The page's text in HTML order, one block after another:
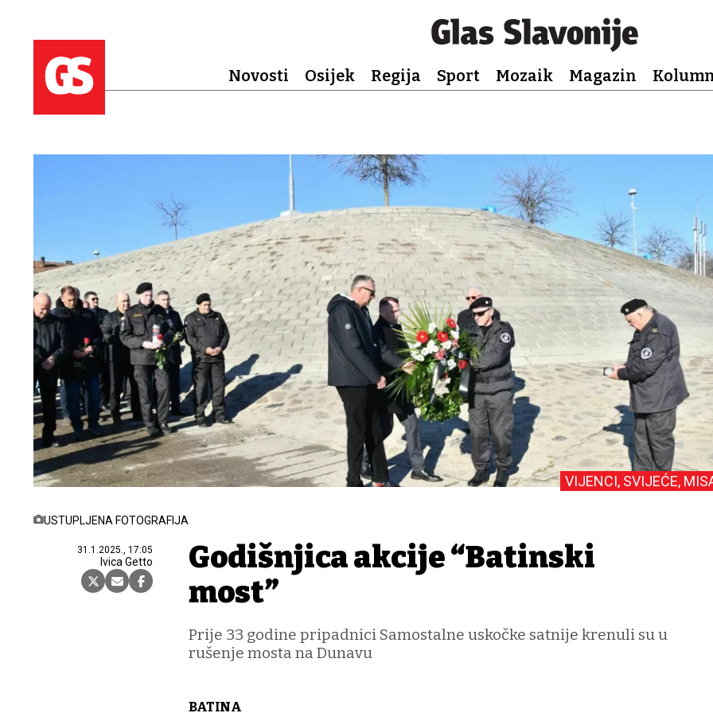
Novosti Osijek Regija Sport Mozaik Magazin
USTUPLJENA FOTOGRAFIJA
31.1.2025., 17:05
Ivica Getto
VIJENCI, SVIJEĆE,
Godišnjica akcije “Batinski
most”
Prije 33 godine pripadnici Samostalne uskočke satnije krenuli su u
rušenje mosta na Dunavu
BATINA